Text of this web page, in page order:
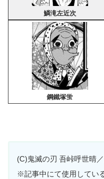
鱗滝左近次
鋼鐵塚蛍
(C)鬼滅の刃 吾峠呼世晴
※記事中にて使用してい